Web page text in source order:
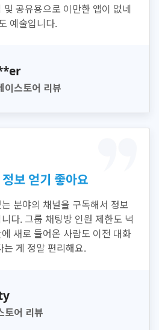
공유용으로 이만한 앱이 없네
예술입니다.
이스토어 리뷰
보 얻기 좋아요
분야의 채널을 구독해서 정보
다. 그룹 채팅방 인원 제한도 넉
새로 들어온 사람도 이전 대화
는 게 정말 편리해요.
토어 리뷰